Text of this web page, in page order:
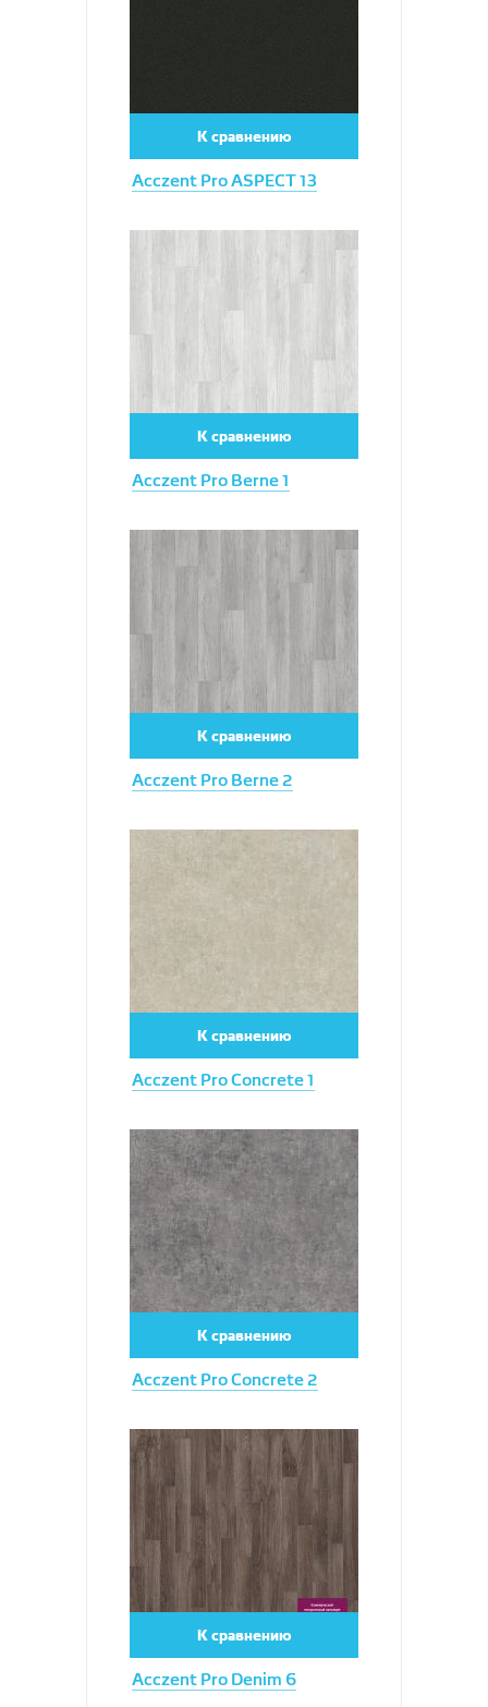
Acczent Pro ASPECT 13
К сравнению
Acczent Pro Berne 1
К сравнению
Acczent Pro Berne 2
К сравнению
Acczent Pro Concrete 1
К сравнению
Acczent Pro Concrete 2
Увеличить
К сравнению
Acczent Pro Denim 6
Увеличить
К сравнению